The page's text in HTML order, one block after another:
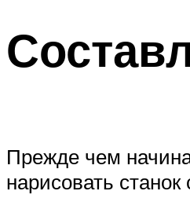
Прежде чем
нарисовать